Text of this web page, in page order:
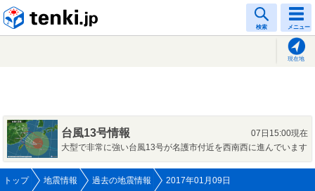
検索 メニュー
現在地
台風13号情報
07日15:00現在
大型で非常に強い台風13号が名護市付近を西南西に進んでいます
トップ 地震情報 過去の地震情報 2017年01月09日